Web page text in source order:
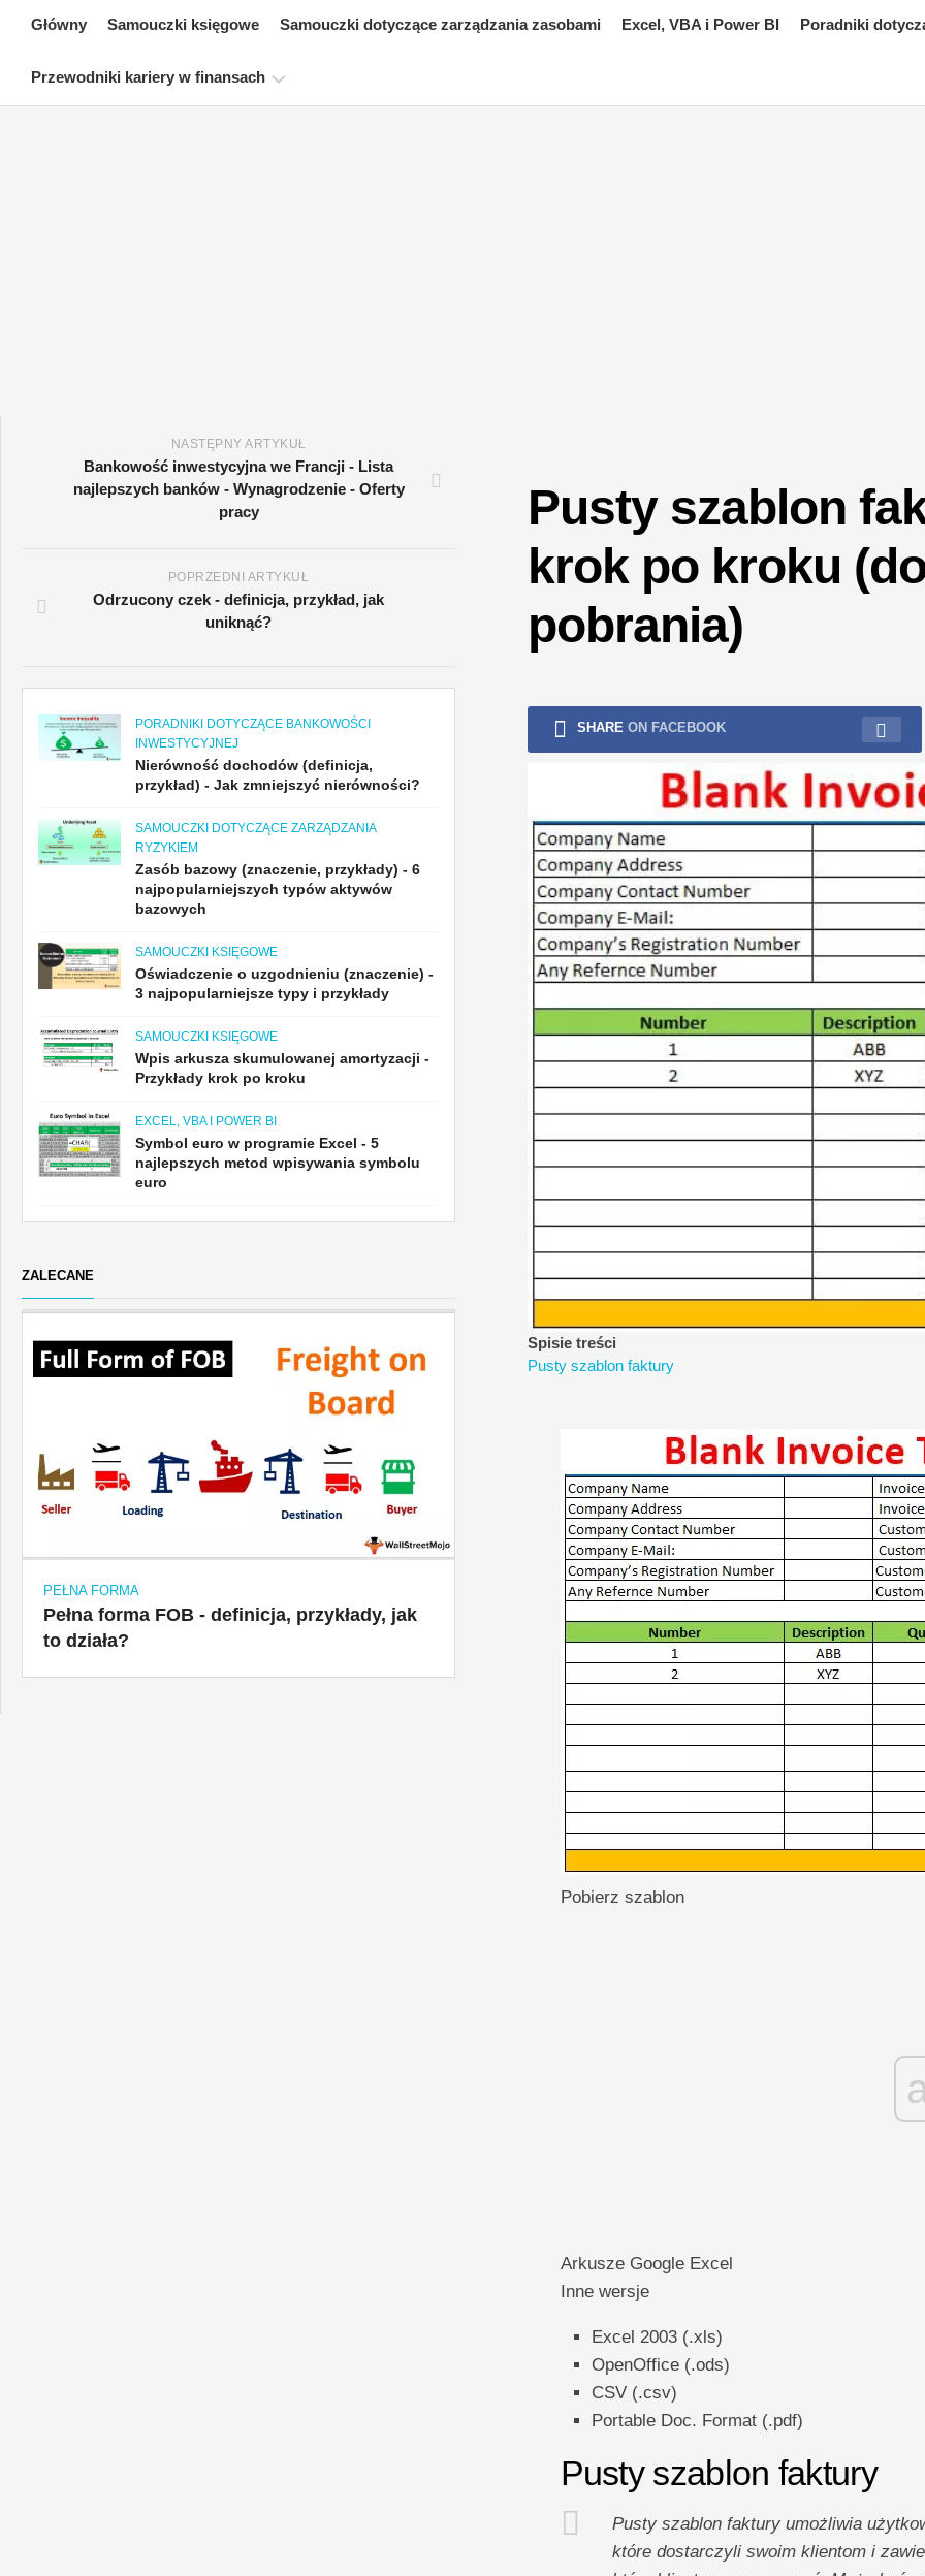
Główny Samouczki księgowe Samouczki dotyczące zarządzania zasobami Excel, VBA i Power BI Poradniki
Przewodniki kariery w finansach
ryzykiem
Pusty szablon
krok po kroku
pobrania)
SHARE ON FACEBOOK
Spisie treści
Pusty szablon faktury
Pobierz szablon
Arkusze GoogleExcel
Inne wersje
Excel 2003 (.xls)
OpenOffice (.ods)
CSV (.csv)
Portable Doc. Format (.pdf)
Pusty szablon faktury
Pusty szablon faktury umożliwia
które dostarczyli swoim klientom i
NASTĘPNY ARTYKUŁ
Bankowość inwestycyjna we Francji - Lista
najlepszych banków - Wynagrodzenie - Oferty
pracy
POPRZEDNI ARTYKUŁ
Odrzucony czek - definicja, przykład, jak
uniknąć?
PORADNIKI DOTYCZĄCE BANKOWOŚCI
INWESTYCYJNEJ
Nierówność dochodów (definicja,
przykład) - Jak zmniejszyć nierówności?
SAMOUCZKI DOTYCZĄCE ZARZĄDZANIA
RYZYKIEM
Zasób bazowy (znaczenie, przykłady) - 6
najpopularniejszych typów aktywów
bazowych
SAMOUCZKI KSIĘGOWE
Oświadczenie o uzgodnieniu (znaczenie) -
3 najpopularniejsze typy i przykłady
SAMOUCZKI KSIĘGOWE
Wpis arkusza skumulowanej amortyzacji -
Przykłady krok po kroku
EXCEL, VBA I POWER BI
Symbol euro w programie Excel - 5
najlepszych metod wpisywania symbolu
euro
ZALECANE
PEŁNA FORMA
Pełna forma FOB - definicja, przykłady, jak
to działa?